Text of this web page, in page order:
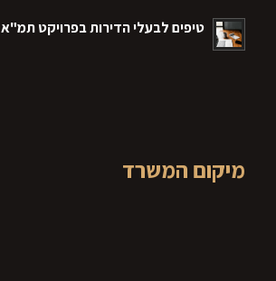
טיפים לבעלי הדירות בפרויקט תמ"א 38
מיקום המשרד